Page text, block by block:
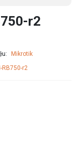
r2
Mikrotik
RB750-r2